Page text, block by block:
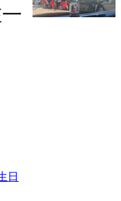
日